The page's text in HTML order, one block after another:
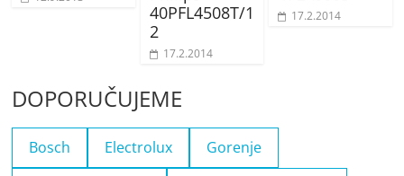
40PFL4508T/1
2
17.2.2014
17.2.2014
DOPORUČUJEME
Bosch Electrolux Gorenje